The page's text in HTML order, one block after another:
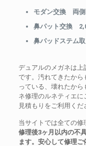
モダン交換 両
鼻パット交換
鼻パッドステム
デュアルのメガネは
です。汚れてきたか
っている、壊れたか
ネ修理のルネティエ
見積もりをご利用くだ
当サイトでは全ての修
修理後3ヶ月以内の不
ます。安心して修理ご